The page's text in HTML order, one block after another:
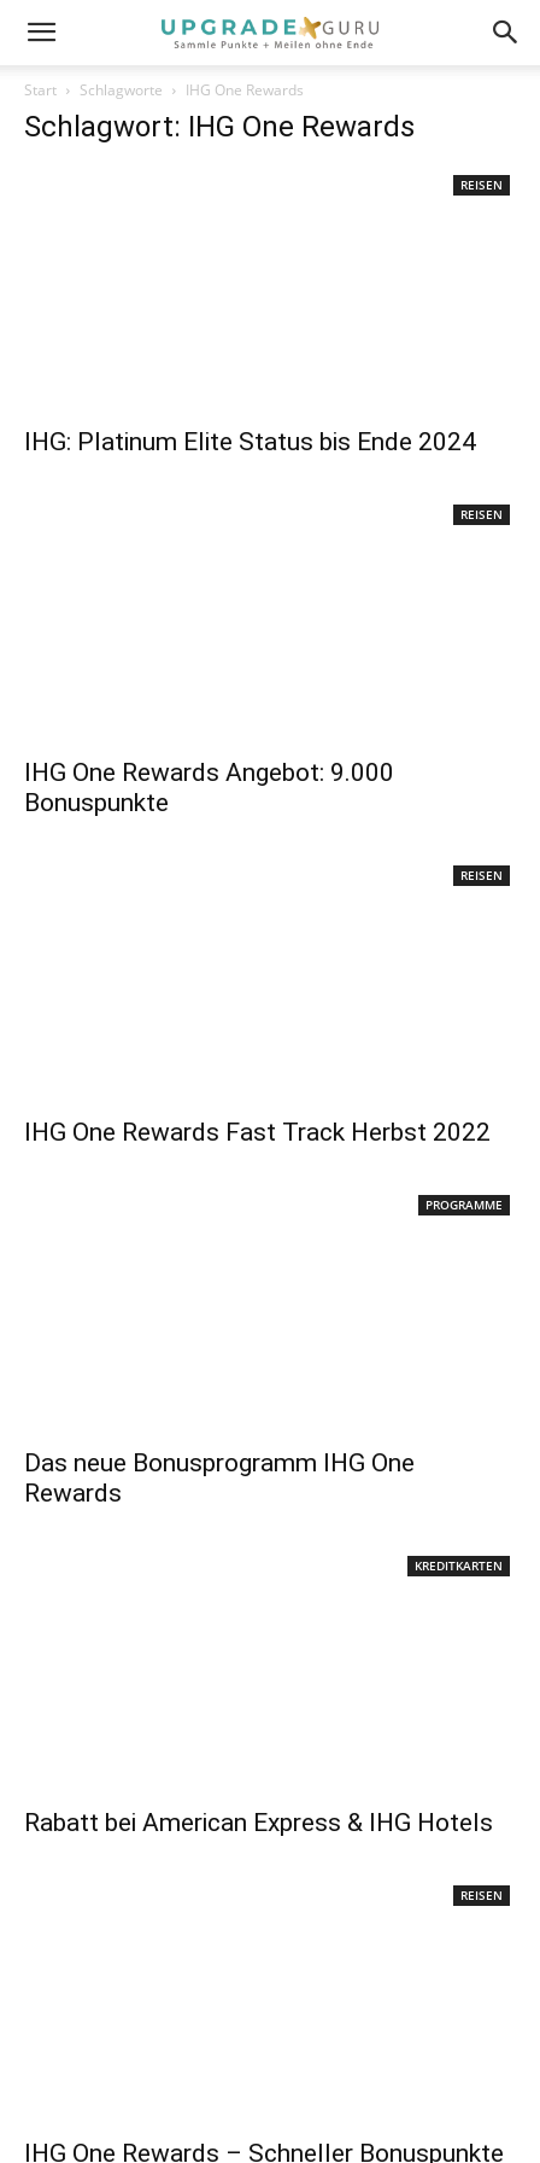
Start Schlagworte IHG One Rewards
Schlagwort: IHG One Rewards
REISEN
IHG: Platinum Elite Status bis Ende 2024
REISEN
IHG One Rewards Angebot: 9.000
Bonuspunkte
REISEN
IHG One Rewards Fast Track Herbst 2022
PROGRAMME
Das neue Bonusprogramm IHG One
Rewards
KREDITKARTEN
Rabatt bei American Express & IHG Hotels
REISEN
IHG One Rewards – Schneller Bonuspunkte